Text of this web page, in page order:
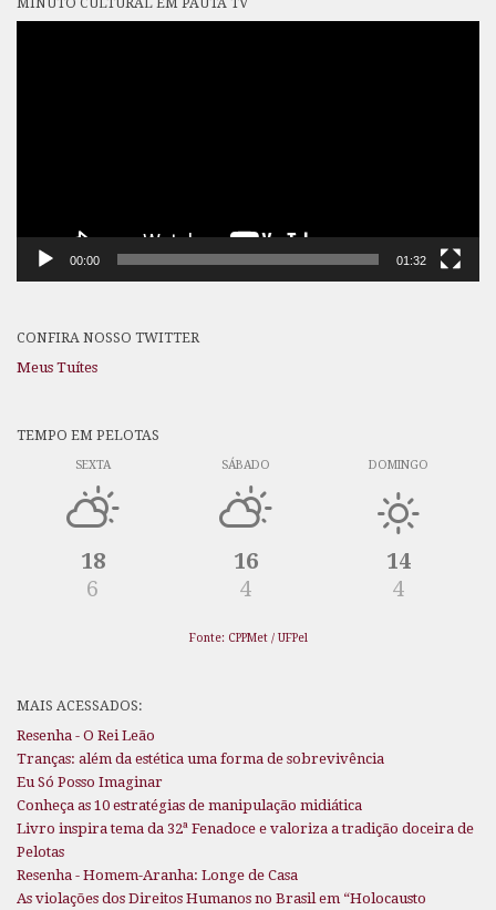
00:00 01:32
CONFIRA NOSSO TWITTER
Meus Tuítes
TEMPO EM PELOTAS
SEXTA
18
6
SÁBADO
16
4
DOMINGO
14
4
Fonte: CPPMet / UFPel
MAIS ACESSADOS:
Resenha - O Rei Leão
Tranças: além da estética uma forma de sobrevivência
Eu Só Posso Imaginar
Conheça as 10 estratégias de manipulação midiática
Livro inspira tema da 32ª Fenadoce e valoriza a tradição doceira de
Pelotas
Resenha - Homem-Aranha: Longe de Casa
As violações dos Direitos Humanos no Brasil em “Holocausto